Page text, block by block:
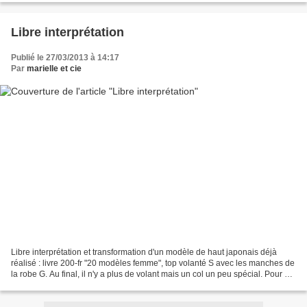
Libre interprétation
Publié le 27/03/2013 à 14:17
Par marielle et cie
Libre interprétation et transformation d'un modèle de haut japonais déjà
réalisé : livre 200-fr "20 modèles femme", top volanté S avec les manches de
la robe G. Au final, il n'y a plus de volant mais un col un peu spécial. Pour en